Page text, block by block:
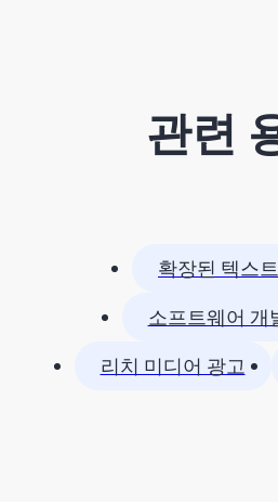
관련
확장된 텍스
소프트웨어 개
리치 미디어 광고